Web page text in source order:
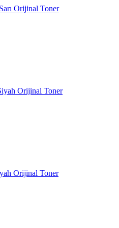
Orijinal Toner
Orijinal Toner
Orijinal Toner